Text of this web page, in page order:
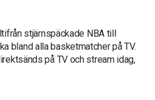
stjärnspäckade NBA till
bland alla basketmatcher på TV.
på TV och stream idag,